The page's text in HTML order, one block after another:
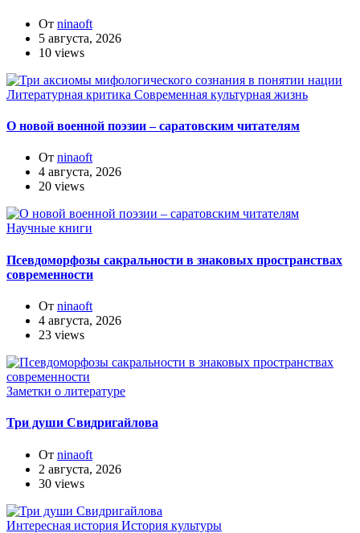
От ninaoft
5 августа, 2026
10 views
Литературная критика Современная культурная жизнь
О новой военной поэзии – саратовским читателям
От ninaoft
4 августа, 2026
20 views
Научные книги
Псевдоморфозы сакральности в знаковых пространствах
современности
От ninaoft
4 августа, 2026
23 views
Заметки о литературе
Три души Свидригайлова
От ninaoft
2 августа, 2026
30 views
Интересная история История культуры